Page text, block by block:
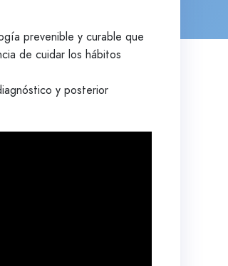
prevenible y curable que
de cuidar los hábitos
y posterior